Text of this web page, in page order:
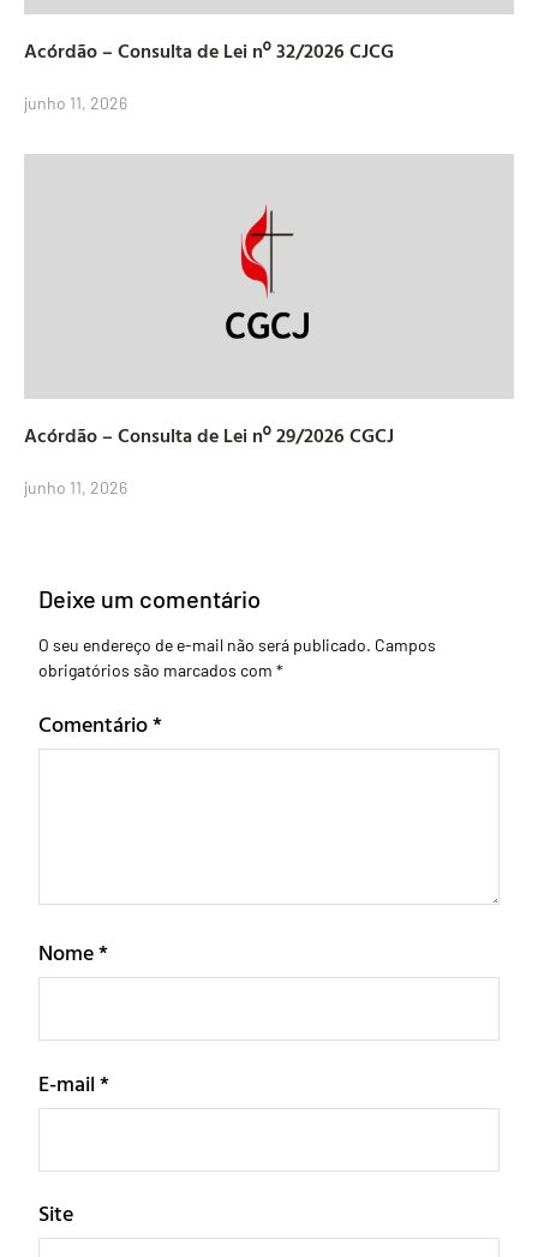
Acórdão – Consulta de Lei nº 32/2026 CJCG
junho 11, 2026
Acórdão – Consulta de Lei nº 29/2026 CGCJ
junho 11, 2026
Deixe um comentário
O seu endereço de e-mail não será publicado. Campos
obrigatórios são marcados com *
Comentário*
Nome*
E-mail*
Site